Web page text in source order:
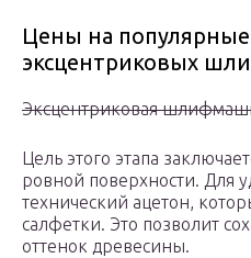
Цены на
эксцентриковых
Эксцентриковая
Цель этого этапа
ровной поверхности. Для
технический ацетон,
салфетки. Это позволит
оттенок древесины.